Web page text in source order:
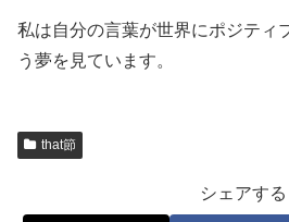
私は自分の言葉が世界にポジティ
う夢を見ています。
that節
シェアする